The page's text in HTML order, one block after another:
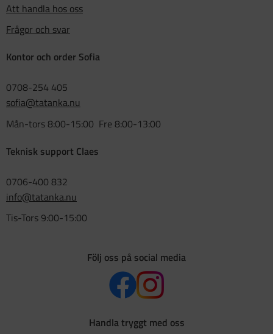
Att handla hos oss
Frågor och svar
Kontor och order Sofia
0708-254 405
sofia@tatanka.nu
Mån-tors 8:00-15:00 Fre 8:00-13:00
Teknisk support Claes
0706-400 832
info@tatanka.nu
Tis-Tors 9:00-15:00
Följ oss på social media
Handla tryggt med oss